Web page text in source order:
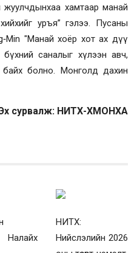
хамтаар манай
уръя” гэлээ. Пусаны
"Манай хоёр хот ах дүү
саналыг хүлээн авч,
байх болно. Монголд дахин
сурвалж: НИТХ-ХМОНХА
Налайх
НИТХ:
Нийслэлийн 2026